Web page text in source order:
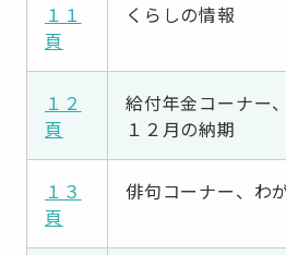
１１
頁
くらしの情報
１２
頁
給付年金コーナー
１２月の納期
１３
頁
俳句コーナー、わ